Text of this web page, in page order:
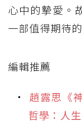
心中的摯愛。
一部值得期待
編輯推薦
趙露思《
哲學：人